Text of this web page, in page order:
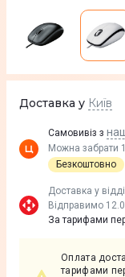
Доставка у Київ
Самовивіз з
Можна забрати
Безкоштовно
Доставка у
Відправимо
За тарифами
Оплата
тарифами